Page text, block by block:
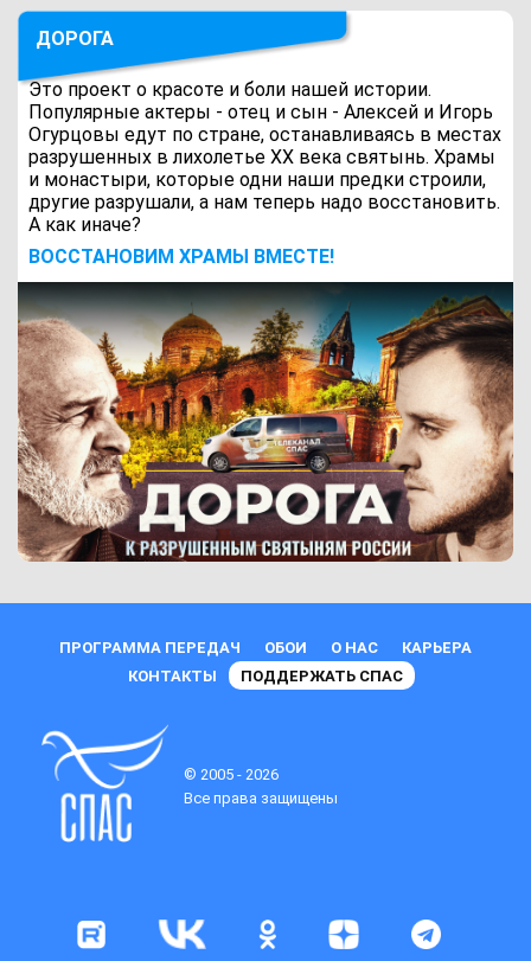
ДОРОГА
Это проект о красоте и боли нашей истории.
Популярные актеры - отец и сын - Алексей и Игорь
Огурцовы едут по стране, останавливаясь в местах
разрушенных в лихолетье ХХ века святынь. Храмы
и монастыри, которые одни наши предки строили,
другие разрушали, а нам теперь надо восстановить.
А как иначе?
ВОCСТАНОВИМ ХРАМЫ ВМЕСТЕ!
ПРОГРАММА ПЕРЕДАЧ ОБОИ О НАС
КАРЬЕРА
КОНТАКТЫ
ПОДДЕРЖАТЬ СПАС
© 2005 - 2026
Все права защищены